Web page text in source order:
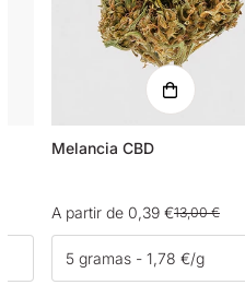
Melancia CBD
Preço
de
venda
A partir de 0,39 €
Preço
normal
13,00 €